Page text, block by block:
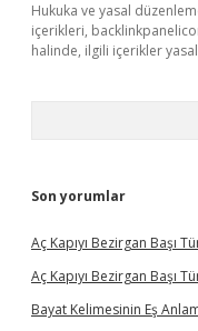
Hukuka ve yasal
içerikleri,
halinde, ilgili içerikler
Son yorumlar
Aç Kapıyı Bezirgan Başı
Aç Kapıyı Bezirgan Başı
Bayat Kelimesinin Eş